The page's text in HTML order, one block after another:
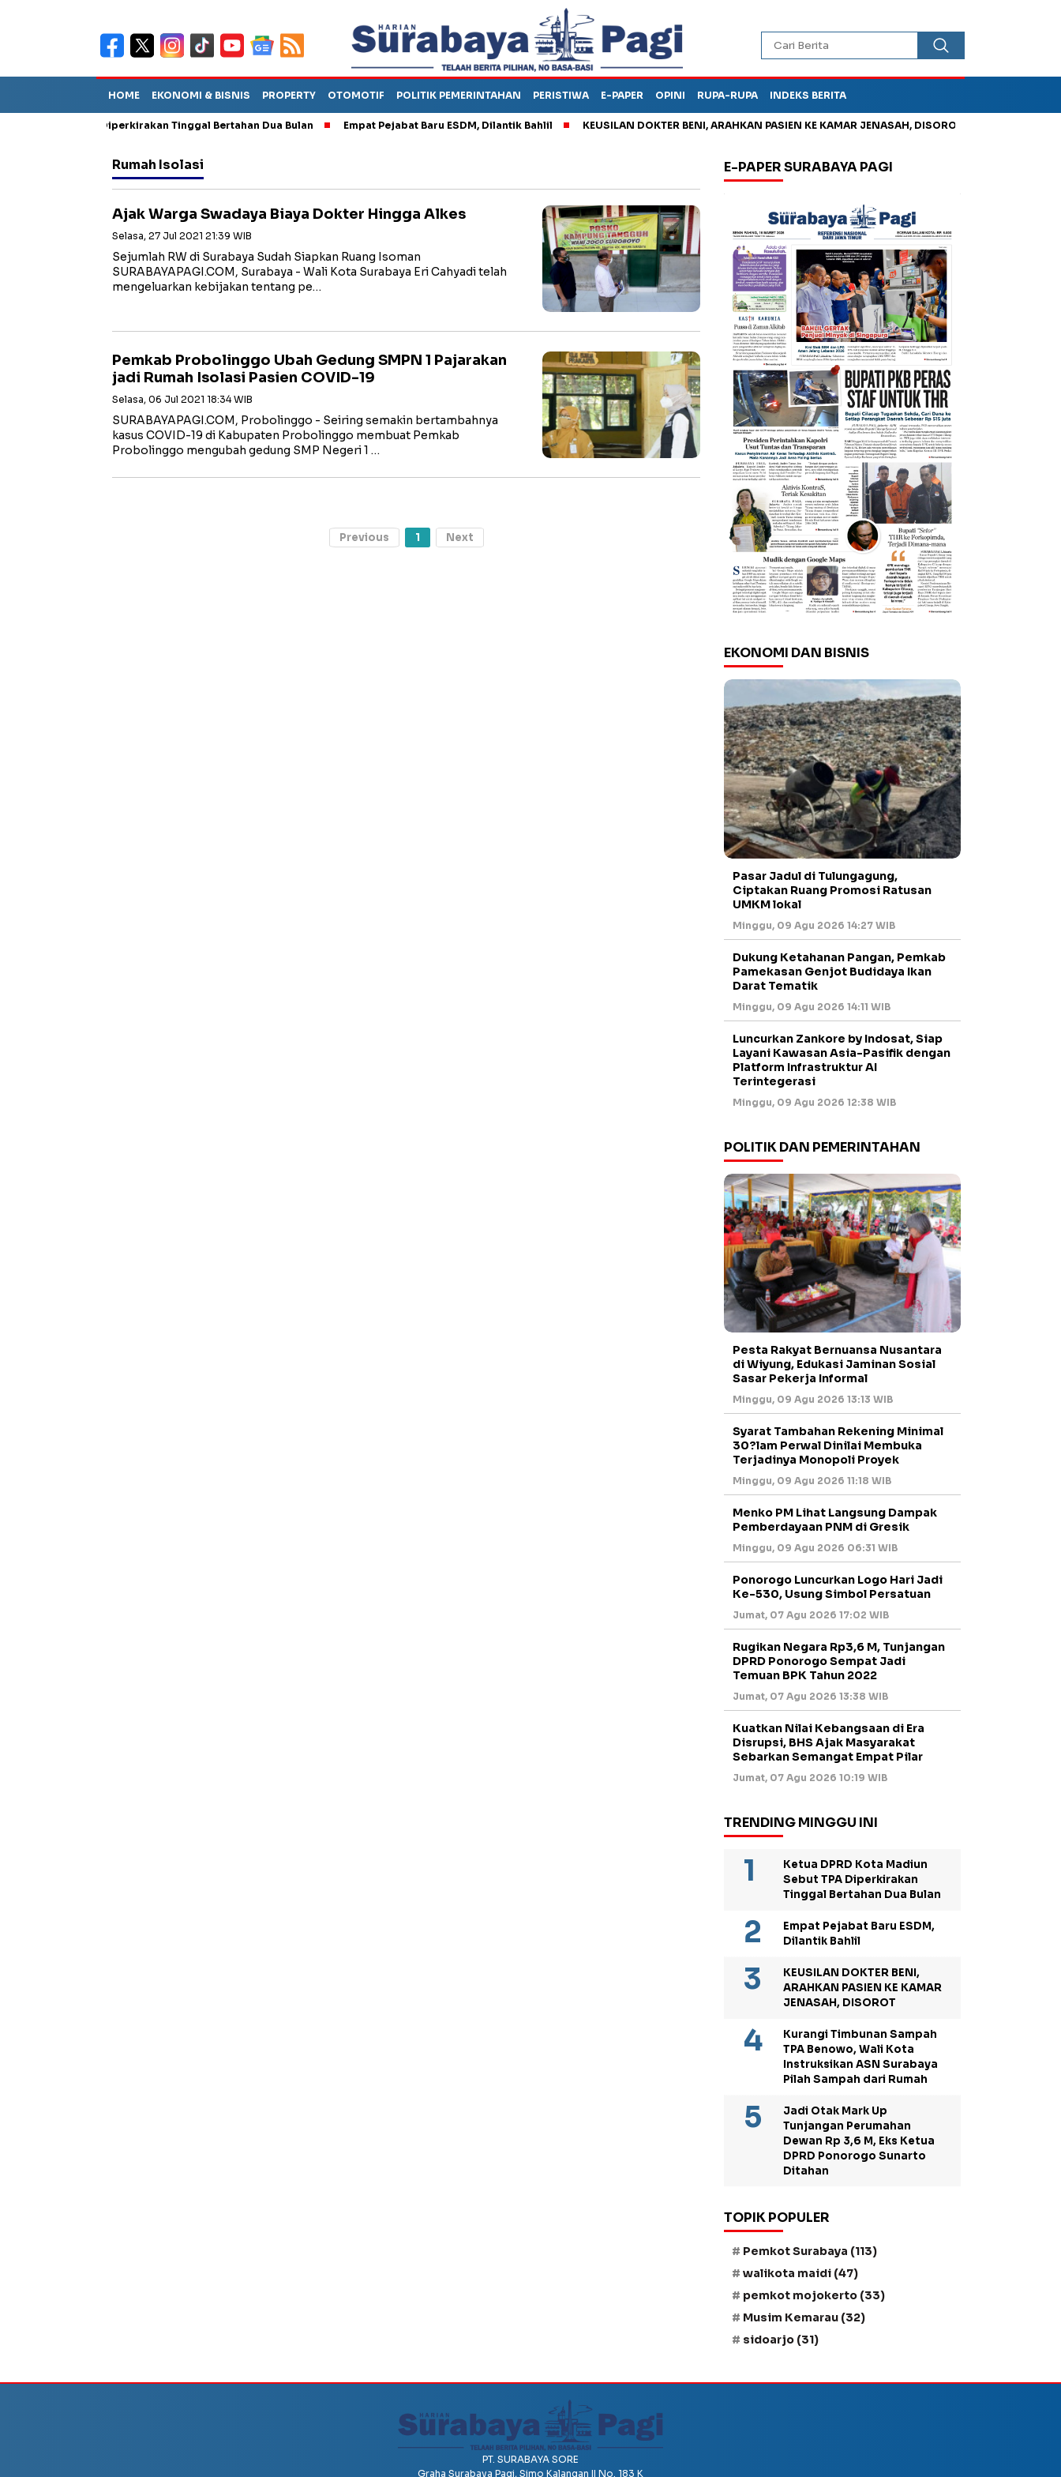
HOME EKONOMI & BISNIS PROPERTY OTOMOTIF POLITIK PEMERINTAHAN PERISTIWA E-PAPER OPINI RUPA-RUPA INDEKS BERITA
Sebut TPA Diperkirakan Tinggal Bertahan Dua Bulan Empat Pejabat Baru ESDM, Dilantik Bahlil KEUSILAN DOKTER BENI, ARAHKAN PASIEN KE KAMAR JENASAH, DISOROT
Rumah Isolasi
Ajak Warga Swadaya Biaya Dokter Hingga Alkes
Selasa, 27 Jul 2021 21:39 WIB
Sejumlah RW di Surabaya Sudah Siapkan Ruang Isoman
SURABAYAPAGI.COM, Surabaya - Wali Kota Surabaya Eri Cahyadi telah
mengeluarkan kebijakan tentang pe…
Pemkab Probolinggo Ubah Gedung SMPN 1 Pajarakan
jadi Rumah Isolasi Pasien COVID-19
Selasa, 06 Jul 2021 18:34 WIB
SURABAYAPAGI.COM, Probolinggo - Seiring semakin bertambahnya
kasus COVID-19 di Kabupaten Probolinggo membuat Pemkab
Probolinggo mengubah gedung SMP Negeri 1 …
Previous 1 Next
E-PAPER SURABAYA PAGI
EKONOMI DAN BISNIS
Pasar Jadul di Tulungagung,
Ciptakan Ruang Promosi Ratusan
UMKM lokal
Minggu, 09 Agu 2026 14:27 WIB
Dukung Ketahanan Pangan, Pemkab
Pamekasan Genjot Budidaya Ikan
Darat Tematik
Minggu, 09 Agu 2026 14:11 WIB
Luncurkan Zankore by Indosat, Siap
Layani Kawasan Asia-Pasifik dengan
Platform Infrastruktur AI
Terintegerasi
Minggu, 09 Agu 2026 12:38 WIB
POLITIK DAN PEMERINTAHAN
Pesta Rakyat Bernuansa Nusantara
di Wiyung, Edukasi Jaminan Sosial
Sasar Pekerja Informal
Minggu, 09 Agu 2026 13:13 WIB
Syarat Tambahan Rekening Minimal
30?lam Perwal Dinilai Membuka
Terjadinya Monopoli Proyek
Minggu, 09 Agu 2026 11:18 WIB
Menko PM Lihat Langsung Dampak
Pemberdayaan PNM di Gresik
Minggu, 09 Agu 2026 06:31 WIB
Ponorogo Luncurkan Logo Hari Jadi
Ke-530, Usung Simbol Persatuan
Jumat, 07 Agu 2026 17:02 WIB
Rugikan Negara Rp3,6 M, Tunjangan
DPRD Ponorogo Sempat Jadi
Temuan BPK Tahun 2022
Jumat, 07 Agu 2026 13:38 WIB
Kuatkan Nilai Kebangsaan di Era
Disrupsi, BHS Ajak Masyarakat
Sebarkan Semangat Empat Pilar
Jumat, 07 Agu 2026 10:19 WIB
TRENDING MINGGU INI
Ketua DPRD Kota Madiun
Sebut TPA Diperkirakan
Tinggal Bertahan Dua Bulan
Empat Pejabat Baru ESDM,
Dilantik Bahlil
KEUSILAN DOKTER BENI,
ARAHKAN PASIEN KE KAMAR
JENASAH, DISOROT
Kurangi Timbunan Sampah
TPA Benowo, Wali Kota
Instruksikan ASN Surabaya
Pilah Sampah dari Rumah
Jadi Otak Mark Up
Tunjangan Perumahan
Dewan Rp 3,6 M, Eks Ketua
DPRD Ponorogo Sunarto
Ditahan
TOPIK POPULER
Pemkot Surabaya (113)
walikota maidi (47)
pemkot mojokerto (33)
Musim Kemarau (32)
sidoarjo (31)
PT. SURABAYA SORE
Graha Surabaya Pagi, Simo Kalangan II No. 183 K